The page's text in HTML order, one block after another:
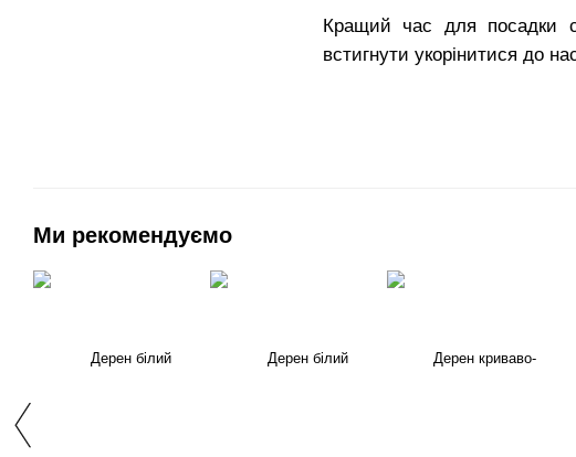
Кращий час для посадки
встигнути укорінитися до
Ми рекомендуємо